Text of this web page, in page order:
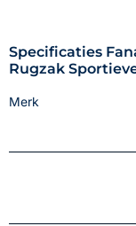
Specificaties
Rugzak
Merk